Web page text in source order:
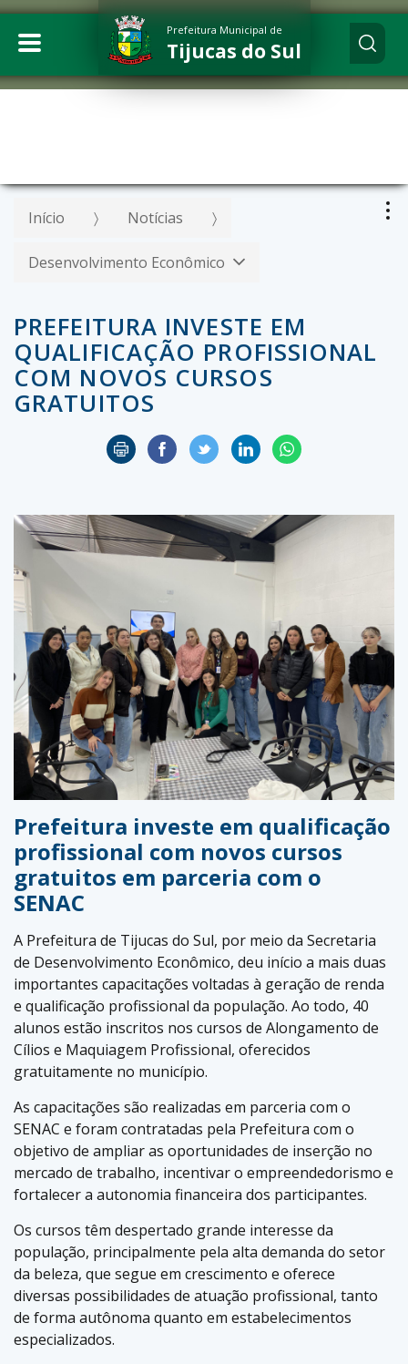
Prefeitura Municipal de
Tijucas do Sul
Início Notícias
Desenvolvimento Econômico
PREFEITURA INVESTE EM
QUALIFICAÇÃO PROFISSIONAL
COM NOVOS CURSOS
GRATUITOS
Prefeitura investe em qualificação
profissional com novos cursos
gratuitos em parceria com o
SENAC
A Prefeitura de Tijucas do Sul, por meio da Secretaria
de Desenvolvimento Econômico, deu início a mais duas
importantes capacitações voltadas à geração de renda
e qualificação profissional da população. Ao todo, 40
alunos estão inscritos nos cursos de Alongamento de
Cílios e Maquiagem Profissional, oferecidos
gratuitamente no município.
As capacitações são realizadas em parceria com o
SENAC e foram contratadas pela Prefeitura com o
objetivo de ampliar as oportunidades de inserção no
mercado de trabalho, incentivar o empreendedorismo e
fortalecer a autonomia financeira dos participantes.
Os cursos têm despertado grande interesse da
população, principalmente pela alta demanda do setor
da beleza, que segue em crescimento e oferece
diversas possibilidades de atuação profissional, tanto
de forma autônoma quanto em estabelecimentos
especializados.